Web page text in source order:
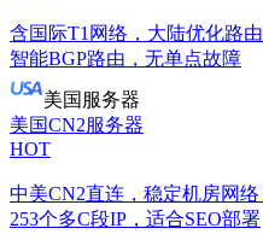
含国际T1网络，大陆优化路由
智能BGP路由，无单点故障
美国服务器
美国CN2服务器
HOT
中美CN2直连，稳定机房网络
253个多C段IP，适合SEO部署